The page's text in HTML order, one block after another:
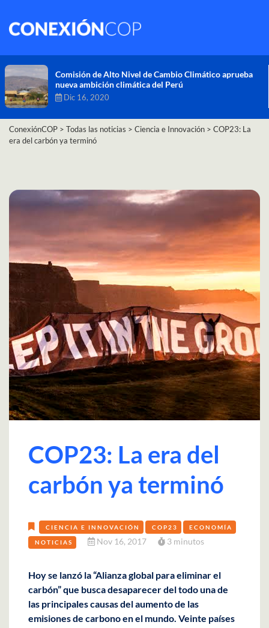
Comisión de Alto Nivel de Cambio Climático aprueba
nueva ambición climática del Perú
Dic 16, 2020
ConexiónCOP > Todas las noticias > Ciencia e Innovación > COP23: La
era del carbón ya terminó
COP23: La era del
carbón ya terminó
CIENCIA E INNOVACIÓN COP23 ECONOMÍA
NOTICIAS Nov 16, 2017 3 minutos
Hoy se lanzó la “Alianza global para eliminar el
carbón” que busca desaparecer del todo una de
las principales causas del aumento de las
emisiones de carbono en el mundo. Veinte países